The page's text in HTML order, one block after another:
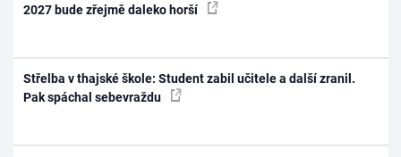
2027 bude zřejmě daleko horší
Střelba v thajské škole: Student zabil učitele a další zranil.
Pak spáchal sebevraždu